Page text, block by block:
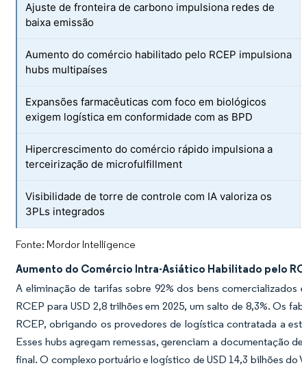
Ajuste de fronteira de carbono impulsiona redes de
baixa emissão
Aumento do comércio habilitado pelo RCEP impulsiona
hubs multipaíses
Expansões farmacêuticas com foco em biológicos
exigem logística em conformidade com as BPD
Hipercrescimento do comércio rápido impulsiona a
terceirização de microfulfillment
Visibilidade de torre de controle com IA valoriza os
3PLs integrados
Fonte: Mordor Intelligence
Aumento do Comércio Intra-Asiático Habilitado pelo
A eliminação de tarifas sobre 92% dos bens
RCEP para USD 2,8 trilhões em 2025, um salto de 8,3%. Os
RCEP, obrigando os provedores de logística contratada a
Esses hubs agregam remessas, gerenciam a documentação
final. O complexo portuário e logístico de USD 14,3 bilhões